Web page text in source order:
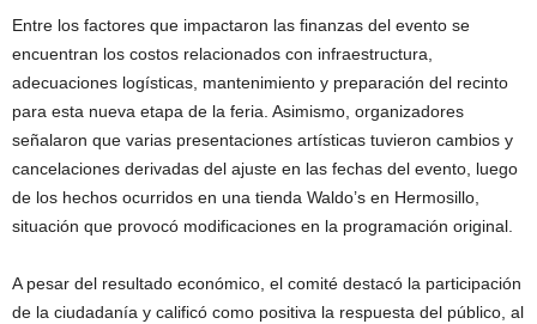
Entre los factores que impactaron las finanzas del evento se
encuentran los costos relacionados con infraestructura,
adecuaciones logísticas, mantenimiento y preparación del recinto
para esta nueva etapa de la feria. Asimismo, organizadores
señalaron que varias presentaciones artísticas tuvieron cambios y
cancelaciones derivadas del ajuste en las fechas del evento, luego
de los hechos ocurridos en una tienda Waldo’s en Hermosillo,
situación que provocó modificaciones en la programación original.
A pesar del resultado económico, el comité destacó la participación
de la ciudadanía y calificó como positiva la respuesta del público, al